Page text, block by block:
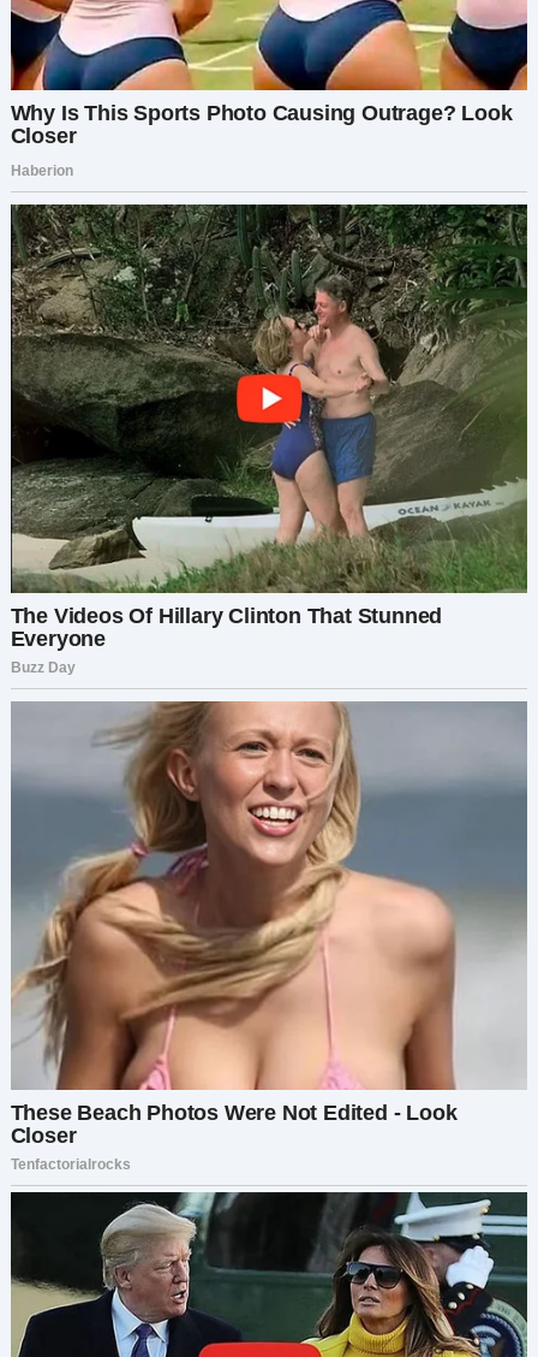
признаюсь, я была впечатлена.
Оставалось только надеяться, что она
действительно знает, что делает.